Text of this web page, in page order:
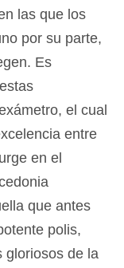
las que los
por su parte,
Es
el cual
entre
en el
que antes
polis,
gloriosos de la